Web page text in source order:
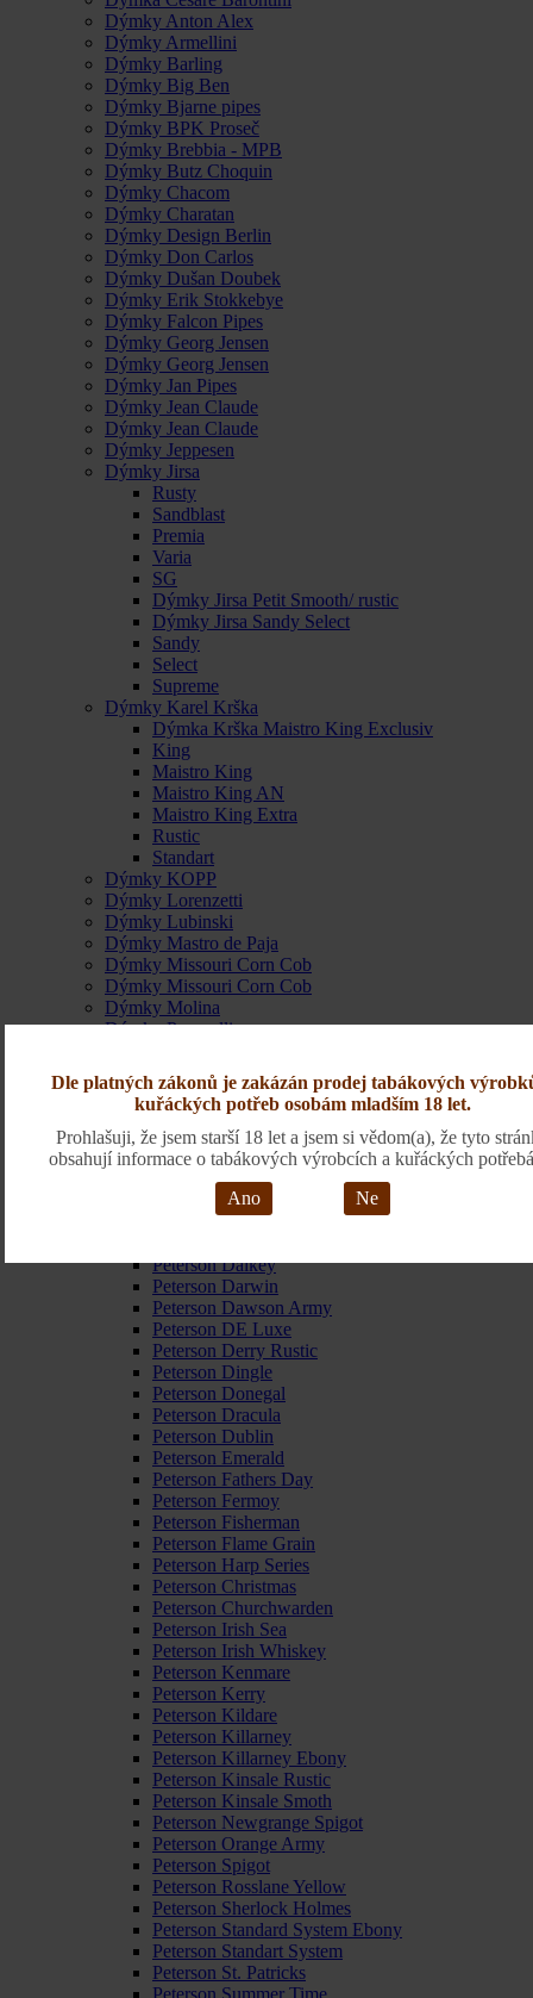
Dýmky Anton Alex
Dýmky Armellini
Dýmky Barling
Dýmky Big Ben
Dýmky Bjarne pipes
Dýmky BPK Proseč
Dýmky Brebbia - MPB
Dýmky Butz Choquin
Dýmky Chacom
Dýmky Charatan
Dýmky Design Berlin
Dýmky Don Carlos
Dýmky Dušan Doubek
Dýmky Erik Stokkebye
Dýmky Falcon Pipes
Dýmky Georg Jensen
Dýmky Georg Jensen
Dýmky Jan Pipes
Dýmky Jean Claude
Dýmky Jean Claude
Dýmky Jeppesen
Dýmky Jirsa
Rusty
Sandblast
Premia
Varia
SG
Dýmky Jirsa Petit Smooth/ rustic
Dýmky Jirsa Sandy Select
Sandy
Select
Supreme
Dýmky Karel Krška
Dýmka Krška Maistro King Exclusiv
King
Maistro King
Maistro King AN
Maistro King Extra
Rustic
Standart
Dýmky KOPP
Dýmky Lorenzetti
Dýmky Lubinski
Dýmky Mastro de Paja
Dýmky Missouri Corn Cob
Dýmky Missouri Corn Cob
Dýmky Molina
Dýmky Paronelli
Dýmky Peterson
Peterson Aran
Peterson Arklow
Peterson Army
Peterson Around the World
Peterson Captain Pete
Peterson Cara Black
Peterson Cara Sandblast
Peterson Dalkey
Peterson Darwin
Peterson Dawson Army
Peterson DE Luxe
Peterson Derry Rustic
Peterson Dingle
Peterson Donegal
Peterson Dracula
Peterson Dublin
Peterson Emerald
Peterson Fathers Day
Peterson Fermoy
Peterson Fisherman
Peterson Flame Grain
Peterson Harp Series
Peterson Christmas
Peterson Churchwarden
Peterson Irish Sea
Peterson Irish Whiskey
Peterson Kenmare
Peterson Kerry
Peterson Kildare
Peterson Killarney
Peterson Killarney Ebony
Peterson Kinsale Rustic
Peterson Kinsale Smoth
Peterson Newgrange Spigot
Peterson Orange Army
Peterson Spigot
Peterson Rosslane Yellow
Peterson Sherlock Holmes
Peterson Standard System Ebony
Peterson Standart System
Peterson St. Patricks
Peterson Summer Time
Dle platných zákonů je zakázán prodej tabákových
kuřáckých potřeb osobám mladším 18 let.
Prohlašuji, že jsem starší 18 let a jsem si vědom(a), že tyto
obsahují informace o tabákových výrobcích a kuřáckých
Ano
Ne